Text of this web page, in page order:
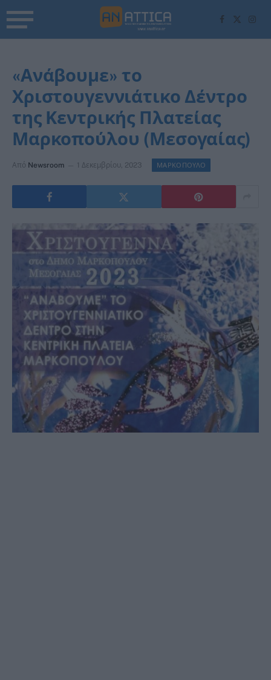
Facebook
X
(Twitter)
«Ανάβουμε» το
Χριστουγεννιάτικο Δέντρο
της Κεντρικής Πλατείας
Μαρκοπούλου (Μεσογαίας)
Από Newsroom 1 Δεκεμβρίου, 2023 ΜΑΡΚΟΠΟΥΛΟ